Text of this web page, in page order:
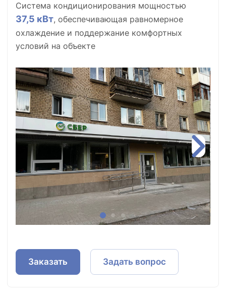
Система кондиционирования мощностью
37,5 кВт, обеспечивающая равномерное
охлаждение и поддержание комфортных
условий на объекте
Заказать Задать вопрос